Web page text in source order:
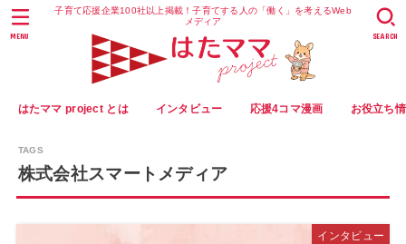
子育て応援企業100社以上掲載！子育てする人の「働く」を考えるWeb
メディア
はたママ project とは インタビュー 応援4コマ漫画 お役立ち
SEARCH
MENU
株式会社スマートメディア
インタビュー